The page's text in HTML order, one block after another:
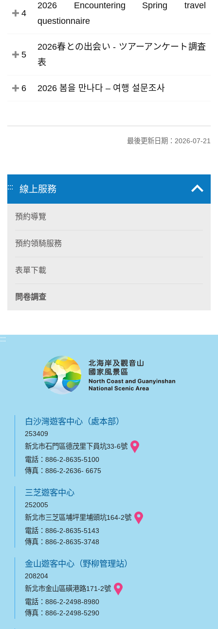
4
2026 Encountering Spring travel
questionnaire
5
2026春との出会い - ツアーアンケート調査
表
6 2026 봄을 만나다 – 여행 설문조사
最後更新日期：2026-07-21
::: 線上服務
預約導覽
預約領騎服務
表單下載
問卷調查
:::
白沙灣遊客中心（處本部）
253409
新北市石門區德茂里下員坑33-6號
電話：886-2-8635-5100
傳真：886-2-2636- 6675
三芝遊客中心
252005
新北市三芝區埔坪里埔頭坑164-2號
電話：886-2-8635-5143
傳真：886-2-8635-3748
金山遊客中心（野柳管理站）
208204
新北市金山區磺港路171-2號
電話：886-2-2498-8980
傳真：886-2-2498-5290